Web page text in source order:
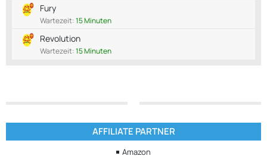
Fury
Wartezeit:15 Minuten
Revolution
Wartezeit:15 Minuten
AFFILIATE PARTNER
Amazon